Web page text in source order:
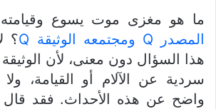
ما هو مغزى موت يسوع وقيامته
المصدر Q ومجتمعه الوثيقة Q
؟
سردية عن الآلام أو القيامة،
واضح عن هذه الأحداث. فقد